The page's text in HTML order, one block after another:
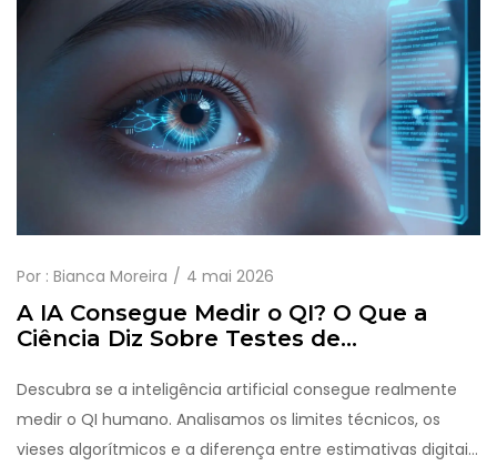
Por : Bianca Moreira 4 mai 2026
A IA Consegue Medir o QI? O Que a
Ciência Diz Sobre Testes de
Descubra se a inteligência artificial consegue realmente
medir o QI humano. Analisamos os limites técnicos, os
vieses algorítmicos e a diferença entre estimativas digitais